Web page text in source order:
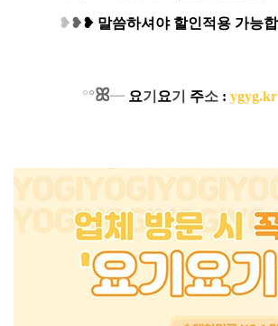
❥❥❥ 말씀하셔야 할인적용 가능
°°ꕤ┈요기 요기 주소: ygyg.kr